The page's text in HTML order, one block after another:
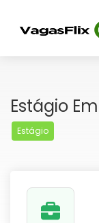
Estágio
Estágio